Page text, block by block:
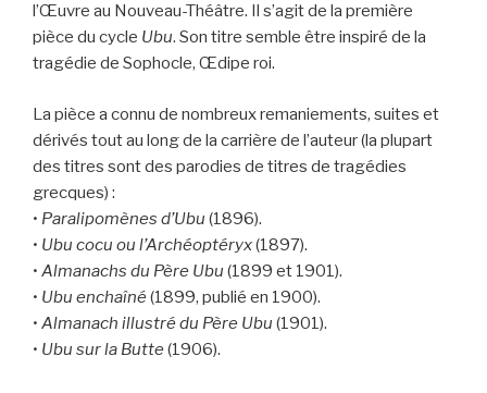
l’Œuvre au Nouveau-Théâtre. Il s’agit de la première
pièce du cycle Ubu. Son titre semble être inspiré de la
tragédie de Sophocle, Œdipe roi.
La pièce a connu de nombreux remaniements, suites et
dérivés tout au long de la carrière de l’auteur (la plupart
des titres sont des parodies de titres de tragédies
grecques) :
• Paralipomènes d’Ubu (1896).
• Ubu cocu ou l’Archéoptéryx(1897).
• Almanachs du Père Ubu (1899 et 1901).
• Ubu enchaîné (1899, publié en 1900).
• Almanach illustré du Père Ubu (1901).
• Ubu sur la Butte (1906).